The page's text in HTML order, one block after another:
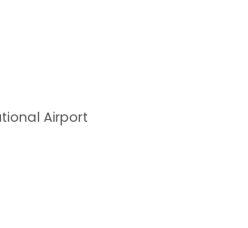
Airport